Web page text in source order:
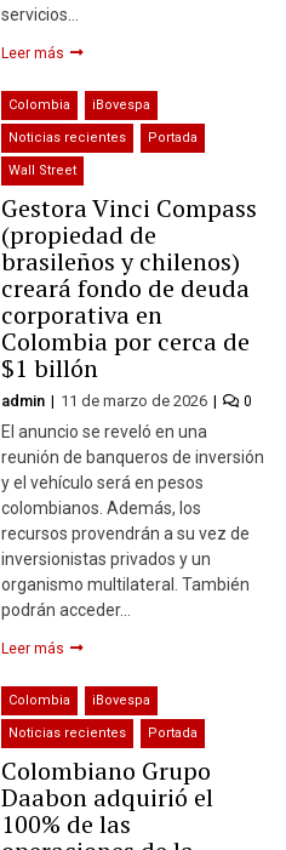
servicios…
Leer más
Colombia iBovespa
Noticias recientes Portada
Wall Street
Gestora Vinci Compass
(propiedad de
brasileños y chilenos)
creará fondo de deuda
corporativa en
Colombia por cerca de
$1 billón
admin 11 de marzo de 2026 0
El anuncio se reveló en una
reunión de banqueros de inversión
y el vehículo será en pesos
colombianos. Además, los
recursos provendrán a su vez de
inversionistas privados y un
organismo multilateral. También
podrán acceder…
Leer más
Colombia iBovespa
Noticias recientes Portada
Colombiano Grupo
Daabon adquirió el
100% de las